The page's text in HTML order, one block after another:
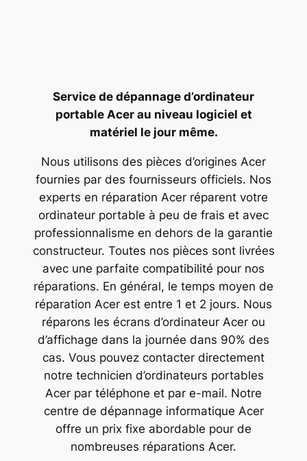
Service de dépannage d’ordinateur
portable Acer au niveau logiciel et
matériel le jour même.
Nous utilisons des pièces d’origines Acer
fournies par des fournisseurs officiels. Nos
experts en réparation Acer réparent votre
ordinateur portable à peu de frais et avec
professionnalisme en dehors de la garantie
constructeur. Toutes nos pièces sont livrées
avec une parfaite compatibilité pour nos
réparations. En général, le temps moyen de
réparation Acer est entre 1 et 2 jours. Nous
réparons les écrans d’ordinateur Acer ou
d’affichage dans la journée dans 90% des
cas. Vous pouvez contacter directement
notre technicien d’ordinateurs portables
Acer par téléphone et par e-mail. Notre
centre de dépannage informatique Acer
offre un prix fixe abordable pour de
nombreuses réparations Acer.